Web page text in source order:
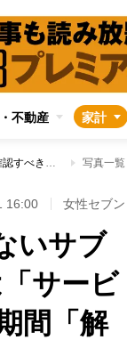
不動産 家計
サブスクマニアが指南する“失敗しないサブスク選び”4つの秘訣 確認すべきは「サービス開始年」「料金設定」「最低利用期間「解約方法」 写真一覧
16:00 女性セブン
いサブ
サービ
間「解